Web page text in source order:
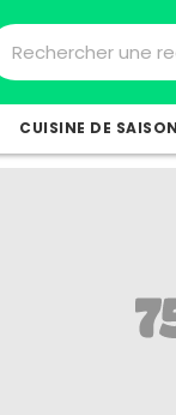
CUISINE DE SAISON